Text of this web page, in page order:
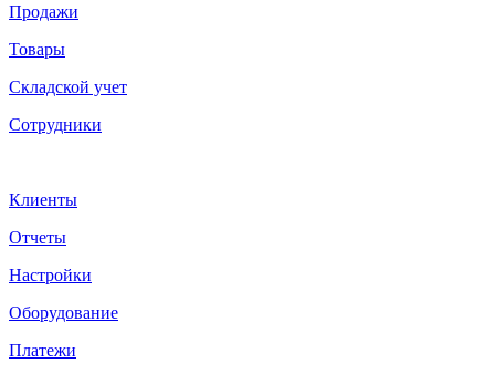
Продажи
Товары
Cкладской учет
Сотрудники
Клиенты
Отчеты
Настройки
Оборудование
Платежи